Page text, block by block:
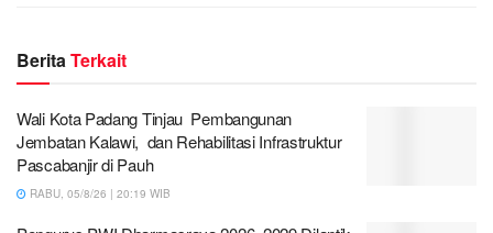
BeritaTerkait
Wali Kota Padang Tinjau Pembangunan
Jembatan Kalawi, dan Rehabilitasi Infrastruktur
Pascabanjir di Pauh
RABU, 05/8/26 | 20:19 WIB